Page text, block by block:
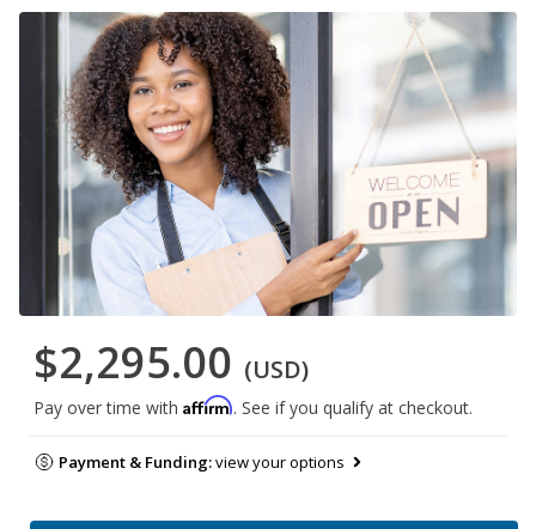
$2,295.00 (USD)
Pay over time with Affirm. See if you qualify at checkout.
Payment & Funding:view your options